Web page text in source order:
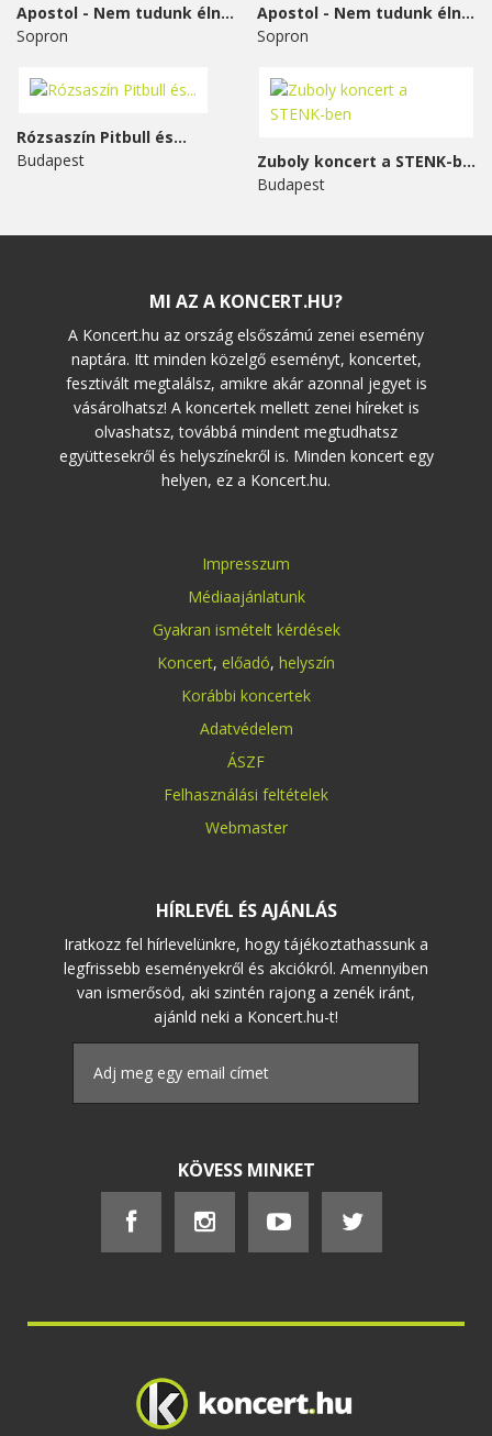
Apostol - Nem tudunk élni...
Sopron
Apostol - Nem tudunk élni...
Sopron
Rózsaszín Pitbull és...
Budapest
Zuboly koncert a STENK-ben
Budapest
MI AZ A KONCERT.HU?
A Koncert.hu az ország elsőszámú zenei esemény
naptára. Itt minden közelgő eseményt, koncertet,
fesztivált megtalálsz, amikre akár azonnal jegyet is
vásárolhatsz! A koncertek mellett zenei híreket is
olvashatsz, továbbá mindent megtudhatsz
együttesekről és helyszínekről is. Minden koncert egy
helyen, ez a Koncert.hu.
Impresszum
Médiaajánlatunk
Gyakran ismételt kérdések
Koncert, előadó, helyszín
Korábbi koncertek
Adatvédelem
ÁSZF
Felhasználási feltételek
Webmaster
HÍRLEVÉL ÉS AJÁNLÁS
Iratkozz fel hírlevelünkre, hogy tájékoztathassunk a
legfrissebb eseményekről és akciókról. Amennyiben
van ismerősöd, aki szintén rajong a zenék iránt,
ajánld neki a Koncert.hu-t!
KÖVESS MINKET